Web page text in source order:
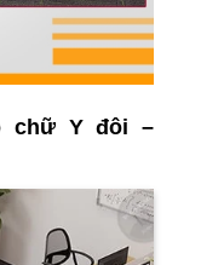
chữ Y đôi –